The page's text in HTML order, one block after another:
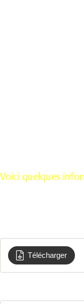
Voici quelques
Télécharger